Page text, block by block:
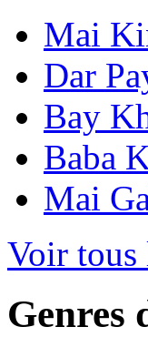
Mai
Dar
Bay
Baba
Mai
Voir tous
Genres